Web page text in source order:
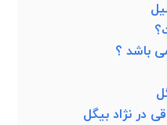
باشد ؟
در نژاد بیگل